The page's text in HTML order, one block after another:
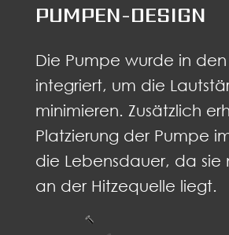
PUMPEN-DESIGN
Die Pumpe wurde in
integriert, um die
minimieren. Zusätzlich
Platzierung der Pumpe
die Lebensdauer, da sie
an der Hitzequelle liegt.